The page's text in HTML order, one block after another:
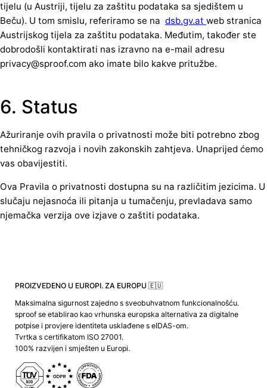
tijelu (u Austriji, tijelu za zaštitu podataka sa sjedištem u
Beču). U tom smislu, referiramo se na dsb.gv.at web stranica
Austrijskog tijela za zaštitu podataka. Međutim, također ste
dobrodošli kontaktirati nas izravno na e-mail adresu
privacy@sproof.com ako imate bilo kakve pritužbe.
6. Status
Ažuriranje ovih pravila o privatnosti može biti potrebno zbog
tehničkog razvoja i novih zakonskih zahtjeva. Unaprijed ćemo
vas obavijestiti.
Ova Pravila o privatnosti dostupna su na različitim jezicima. U
slučaju nejasnoća ili pitanja u tumačenju, prevladava samo
njemačka verzija ove izjave o zaštiti podataka.
PROIZVEDENO U EUROPI. ZA EUROPU 🇪🇺
Maksimalna sigurnost zajedno s sveobuhvatnom funkcionalnošću.
sproof se etablirao kao vrhunska europska alternativa za digitalne
potpise i provjere identiteta usklađene s eIDAS-om.
Tvrtka s certifikatom ISO 27001.
100% razvijen i smješten u Europi.